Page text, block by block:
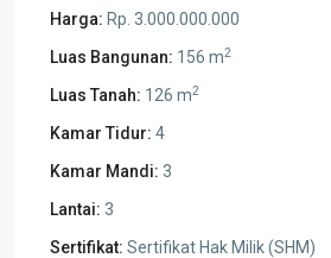
Harga: Rp. 3.000.000.000
Luas Bangunan: 156 m2
Luas Tanah: 126 m2
Kamar Tidur: 4
Kamar Mandi: 3
Lantai: 3
Sertifikat: Sertifikat Hak Milik (SHM)